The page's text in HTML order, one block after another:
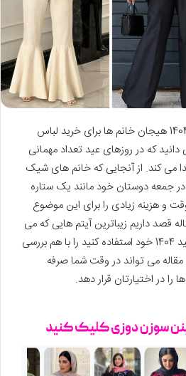
با نزدیک شدن به ایام عید 1404 هیجان خانم ها برای خرید لباس
که در روزهای عید تعداد مهمانی
می کند. از آنجایی که خانم های شیک
جمعه دوستان خود مانند یک ستاره
و هزینه زیادی را برای این موضوع
قصد داریم زیباترین آیتم هایی که می
توانید از آن ها در استایل عید 1404 خود استفاده کنید را با هم بررسی
می تواند در وقت شما صرفه
را در اختیارتان قرار دهد.